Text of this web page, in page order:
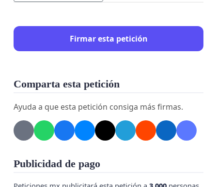
Firmar esta petición
Comparta esta petición
Ayuda a que esta petición consiga más firmas.
Publicidad de pago